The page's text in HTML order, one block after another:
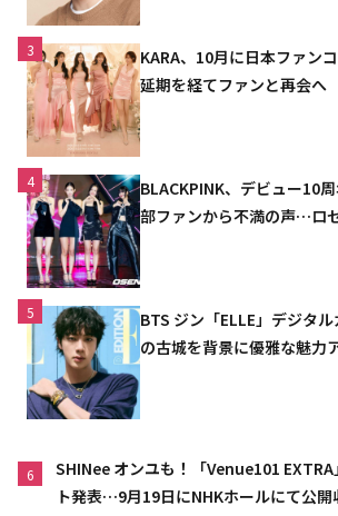
3
KARA、10月に日本ファン
延期を経てファンと再会へ
4
BLACKPINK、デビュー10
部ファンから不満の声…ロ
5
BTS ジン「ELLE」デジタ
の古城を背景に優雅な魅力
6
SHINee オンユも！「Venue101
ト発表…9月19日にNHKホールにて公開